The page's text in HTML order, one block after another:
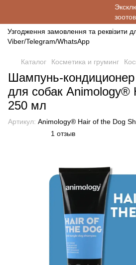
Узгодження замовлення та реквізити
Viber/Telegram/WhatsApp
Каталог Косметика и груминг
Шампунь-кондиционер
для собак Animology®
250 мл
Артикул: Animology® Hair of the Dog
1 отзыв